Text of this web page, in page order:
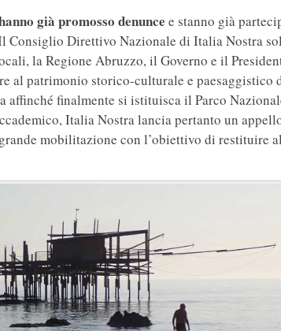
già promosso denunce e stanno già
Consiglio Direttivo Nazionale di Italia Nostra
la Regione Abruzzo, il Governo e il
al patrimonio storico-culturale e paesaggistico
affinché finalmente si istituisca il Parco
Italia Nostra lancia pertanto un
mobilitazione con l’obiettivo di restituire